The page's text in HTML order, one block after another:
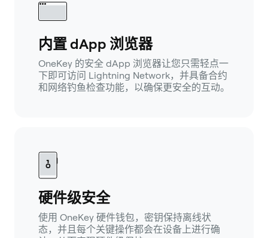
内置 dApp 浏览器
OneKey 的安全 dApp 浏览器让您只需轻点一
下即可访问 Lightning Network，并具备合约
和网络钓鱼检查功能，以确保更安全的互动。
硬件级安全
使用 OneKey 硬件钱包，密钥保持离线状
态，并且每个关键操作都会在设备上进行确